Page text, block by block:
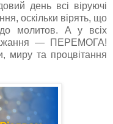
день всі віруючі
оскільки вірять, що
до молитов. А у всіх
— ПЕРЕМОГА!
миру та процвітання